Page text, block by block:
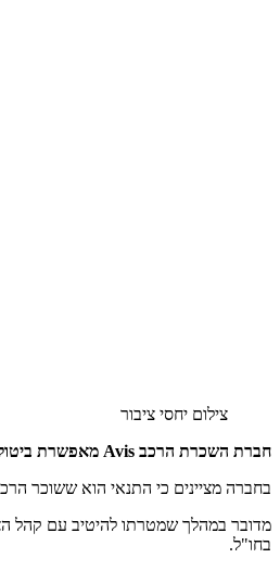
צילום יחסי ציבור
חברת השכרת הרכב Avis מאפשרת ביטול עסקה של השכרת רכב בחו"ל גם בחגים
בחברה מציינים כי התנאי הוא ששוכר
מדובר במהלך שמטרתו להיטיב עם קהל
בחו"ל.